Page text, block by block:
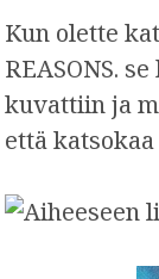
Kun olette
REASONS.
kuvattiin ja
että